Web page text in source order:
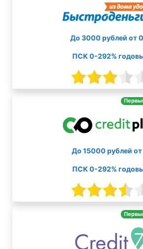
До 3000 рублей от
ПСК 0-292%
До 15000 рублей от
ПСК 0-292%